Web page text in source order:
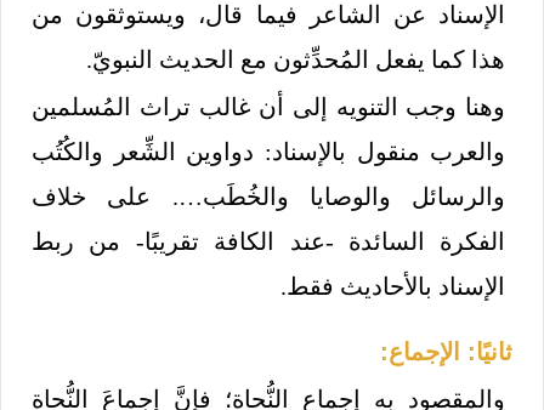
الإسناد عن الشاعر فيما قال، ويستوثقون من
هذا كما يفعل المُحدِّثون مع الحديث النبويّ.
وهنا وجب التنويه إلى أن غالب تراث المُسلمين
والعرب منقول بالإسناد: دواوين الشِّعر والكُتُب
والرسائل والوصايا والخُطَب…. على خلاف
الفكرة السائدة -عند الكافة تقريبًا- من ربط
الإسناد بالأحاديث فقط.
ثانيًا: الإجماع:
والمقصود به إجماع النُّحاة؛ فإنَّ إجماعَ النُّحاة